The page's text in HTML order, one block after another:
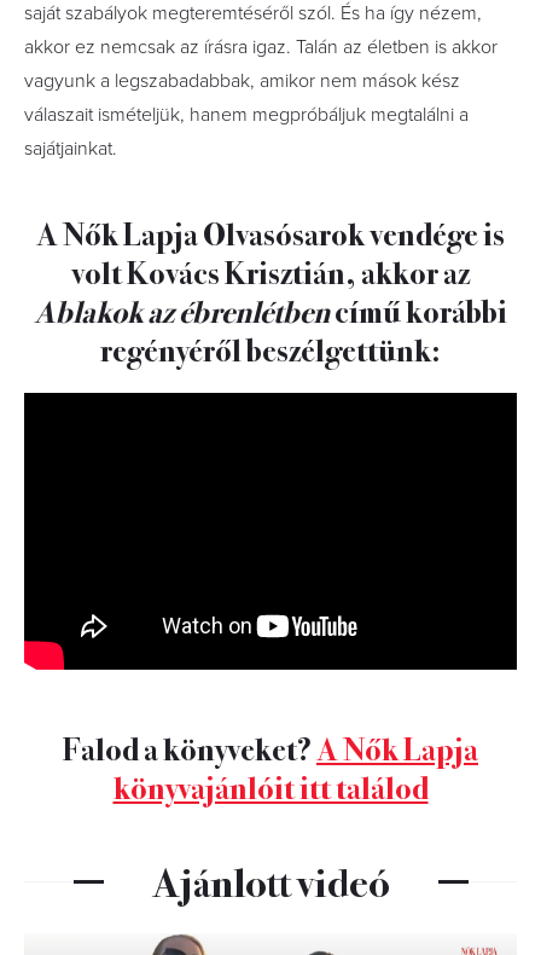
saját szabályok megteremtéséről szól. És ha így nézem,
akkor ez nemcsak az írásra igaz. Talán az életben is akkor
vagyunk a legszabadabbak, amikor nem mások kész
válaszait ismételjük, hanem megpróbáljuk megtalálni a
sajátjainkat.
A Nők Lapja Olvasósarok vendége is
volt Kovács Krisztián, akkor az
Ablakok az ébrenlétbencímű korábbi
regényéről beszélgettünk:
Falod a könyveket?A Nők Lapja
könyvajánlóit itt találod
Ajánlott videó